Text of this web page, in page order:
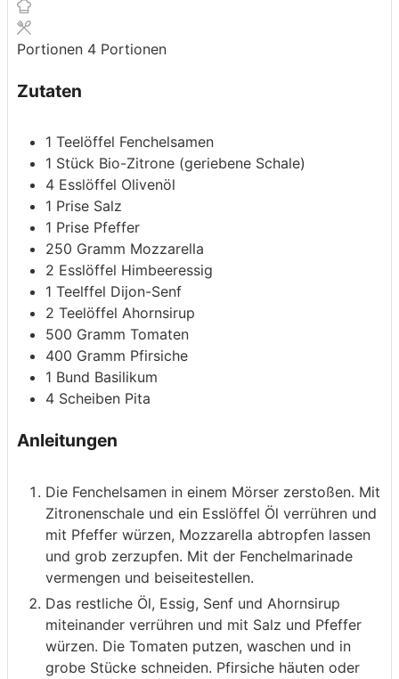
Portionen 4 Portionen
Zutaten
1 Teelöffel Fenchelsamen
1 Stück Bio-Zitrone (geriebene Schale)
4 Esslöffel Olivenöl
1 Prise Salz
1 Prise Pfeffer
250 Gramm Mozzarella
2 Esslöffel Himbeeressig
1 Teelffel Dijon-Senf
2 Teelöffel Ahornsirup
500 Gramm Tomaten
400 Gramm Pfirsiche
1 Bund Basilikum
4 Scheiben Pita
Anleitungen
Die Fenchelsamen in einem Mörser zerstoßen. Mit
Zitronenschale und ein Esslöffel Öl verrühren und
mit Pfeffer würzen, Mozzarella abtropfen lassen
und grob zerzupfen. Mit der Fenchelmarinade
vermengen und beiseitestellen.
Das restliche Öl, Essig, Senf und Ahornsirup
miteinander verrühren und mit Salz und Pfeffer
würzen. Die Tomaten putzen, waschen und in
grobe Stücke schneiden. Pfirsiche häuten oder